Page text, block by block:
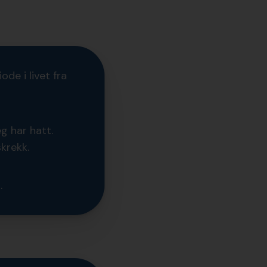
i livet fra
har hatt.